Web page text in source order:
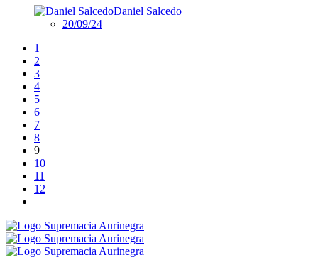
Daniel Salcedo
20/09/24
1
2
3
4
5
6
7
8
9
10
11
12